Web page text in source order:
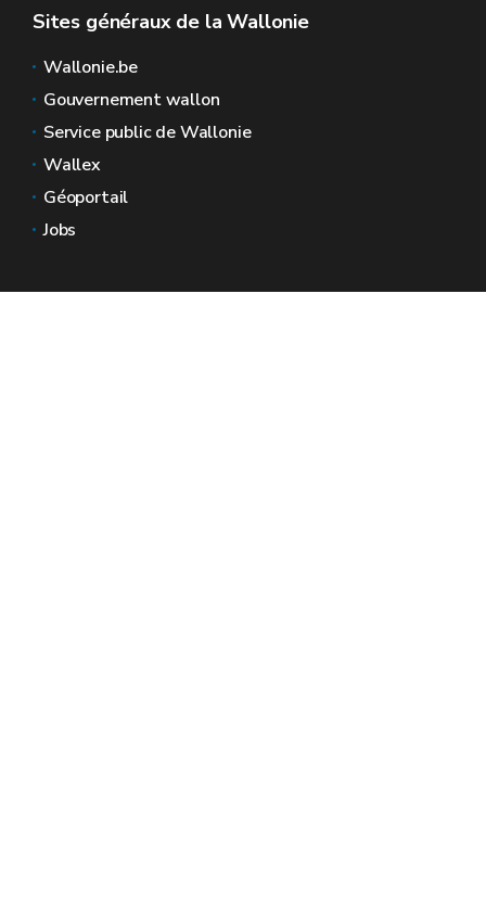
Sites généraux de la Wallonie
Wallonie.be
Gouvernement wallon
Service public de Wallonie
Wallex
Géoportail
Jobs